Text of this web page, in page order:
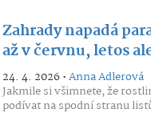
Zahrady napadá
až v červnu, letos
24. 4. 2026 •Anna Adlerová
Jakmile si všimnete, že
podívat na spodní stranu